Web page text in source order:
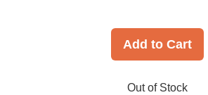
Add to Cart
Out of Stock